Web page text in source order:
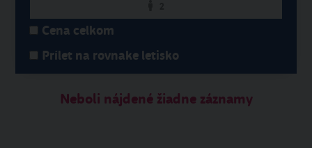
Cena celkom
Prílet na rovnake letisko
Neboli nájdené žiadne záznamy